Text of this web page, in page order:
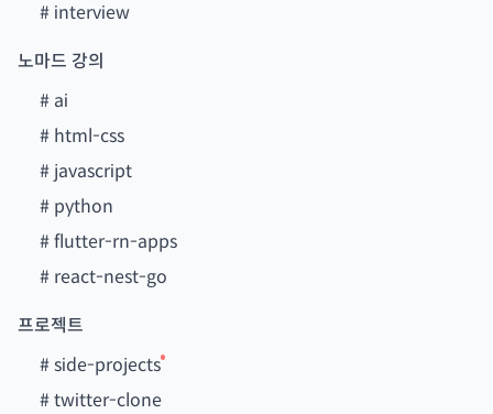
# interview
노마드 강의
# ai
# html-css
# javascript
# python
#flutter-rn-apps
# react-nest-go
프로젝트
#side-projects
#twitter-clone